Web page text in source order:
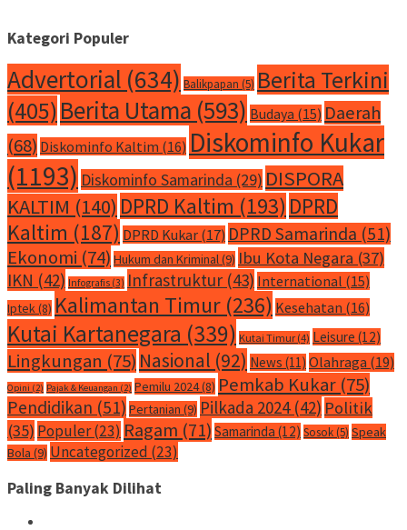
Kategori Populer
Advertorial (634) Balikpapan (5) Berita Terkini
(405)Berita Utama (593) Budaya (15) Daerah
(68) Diskominfo Kaltim (16) Diskominfo Kukar
(1193) Diskominfo Samarinda (29) DISPORA
KALTIM (140) DPRD Kaltim (193) DPRD
Kaltim (187) DPRD Kukar (17) DPRD Samarinda (51)
Ekonomi (74) Hukum dan Kriminal(9) Ibu Kota Negara (37)
IKN (42) Infografis (3) Infrastruktur (43) International (15)
Iptek(8) Kalimantan Timur (236) Kesehatan (16)
Kutai Kartanegara (339) Kutai Timur (4) Leisure (12)
Lingkungan (75) Nasional (92) News (11) Olahraga (19)
Opini (2) Pajak & Keuangan (2) Pemilu 2024(8) Pemkab Kukar (75)
Pendidikan (51) Pertanian (9) Pilkada 2024(42) Politik
(35) Populer(23) Ragam (71) Samarinda (12) Sosok(5) Speak
Bola (9) Uncategorized (23)
Paling Banyak Dilihat